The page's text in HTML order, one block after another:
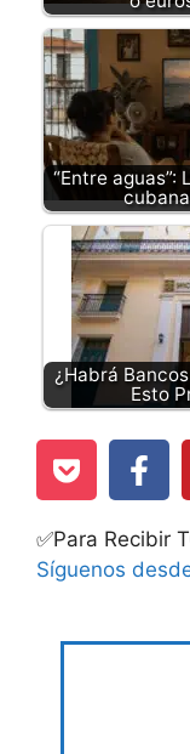
“Entre aguas”:
¿Habrá
Esto
✅Para Recibir
Síguenos